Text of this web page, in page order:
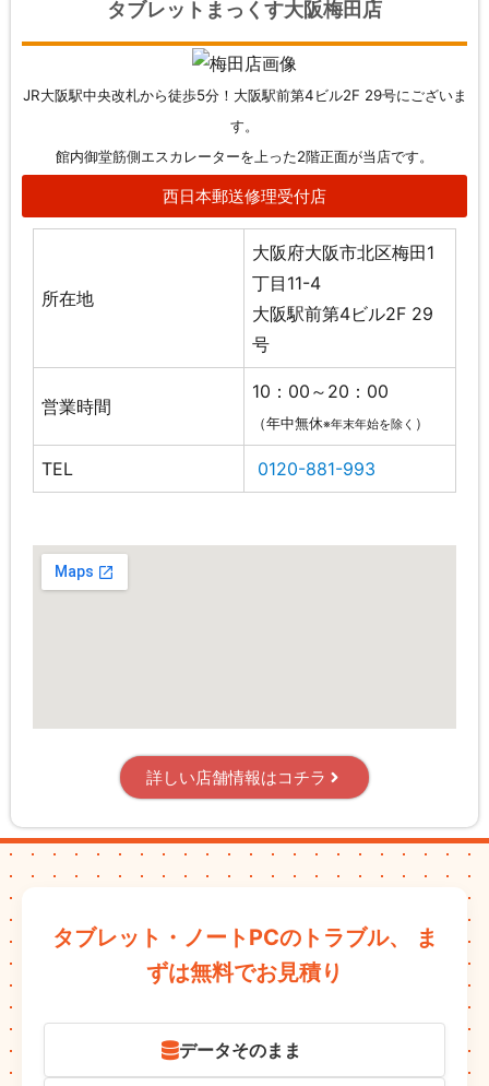
タブレットまっくす大阪梅田店
JR大阪駅中央改札から徒歩5分！大阪駅前第4ビル2F 29号にございま
す。
館内御堂筋側エスカレーターを上った2階正面が当店です。
西日本郵送修理受付店
所在地
大阪府大阪市北区梅田1
丁目11-4
大阪駅前第4ビル2F 29
号
営業時間
10：00～20：00
（年中無休※年末年始を除く ）
TEL 0120-881-993
詳しい店舗情報はコチラ
タブレット・ノートPCのトラブル、
ま
ずは無料でお見積り
データそのまま